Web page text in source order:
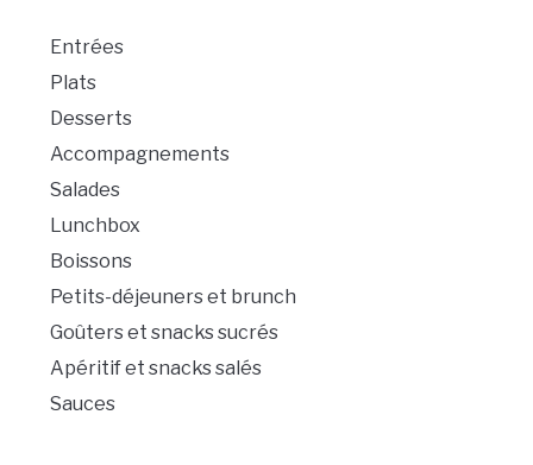
Entrées
Plats
Desserts
Accompagnements
Salades
Lunchbox
Boissons
Petits-déjeuners et brunch
Goûters et snacks sucrés
Apéritif et snacks salés
Sauces